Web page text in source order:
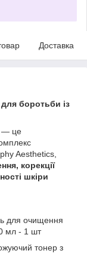
Доставка
боротьби із
— це
Aesthetics,
корекції
шкіри
для очищення
мл - 1 шт
тонер з